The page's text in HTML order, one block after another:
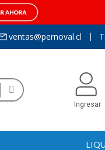
ventas@pernoval.cl
Ingresar